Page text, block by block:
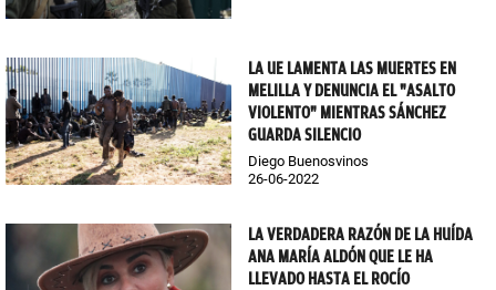
LA UE LAMENTA LAS MUERTES EN
MELILLA Y DENUNCIA EL "ASALTO
VIOLENTO" MIENTRAS SÁNCHEZ
GUARDA SILENCIO
Diego Buenosvinos
26-06-2022
LA VERDADERA RAZÓN DE LA HUÍDA
ANA MARÍA ALDÓN QUE LE HA
LLEVADO HASTA EL ROCÍO